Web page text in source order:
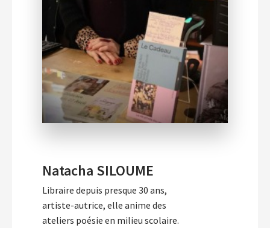
Natacha SILOUME
Libraire depuis presque 30 ans,
artiste-autrice, elle anime des
ateliers poésie en milieu scolaire.